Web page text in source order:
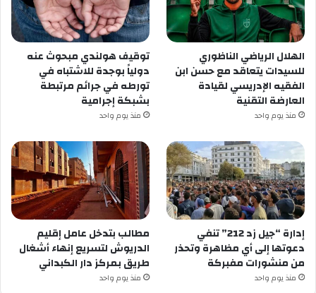
الهلال الرياضي الناظوري
للسيدات يتعاقد مع حسن ابن
الفقيه الإدريسي لقيادة
العارضة التقنية
منذ يوم واحد
توقيف هولندي مبحوث عنه
دولياً بوجدة للاشتباه في
تورطه في جرائم مرتبطة
بشبكة إجرامية
منذ يوم واحد
إدارة “جيل زد 212” تنفي
دعوتها إلى أي مظاهرة وتحذر
من منشورات مفبركة
منذ يوم واحد
مطالب بتدخل عامل إقليم
الدريوش لتسريع إنهاء أشغال
طريق بمركز دار الكبداني
منذ يوم واحد